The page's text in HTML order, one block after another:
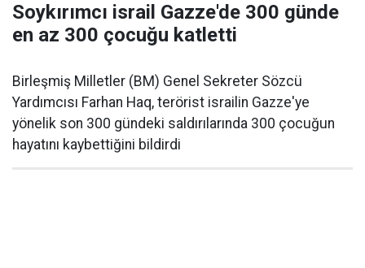
Soykırımcı israil Gazze'de 300 günde
en az 300 çocuğu katletti
Birleşmiş Milletler (BM) Genel Sekreter Sözcü
Yardımcısı Farhan Haq, terörist israilin Gazze'ye
yönelik son 300 gündeki saldırılarında 300 çocuğun
hayatını kaybettiğini bildirdi